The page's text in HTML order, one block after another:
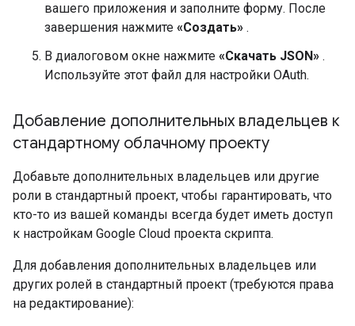
вашего приложения и заполните форму. После
завершения нажмите «Создать» .
В диалоговом окне нажмите «Скачать JSON» .
Используйте этот файл для настройки OAuth.
Добавление дополнительных владельцев к
стандартному облачному проекту
Добавьте дополнительных владельцев или другие
роли в стандартный проект, чтобы гарантировать, что
кто-то из вашей команды всегда будет иметь доступ
к настройкам Google Cloud проекта скрипта.
Для добавления дополнительных владельцев или
других ролей в стандартный проект (требуются права
на редактирование):